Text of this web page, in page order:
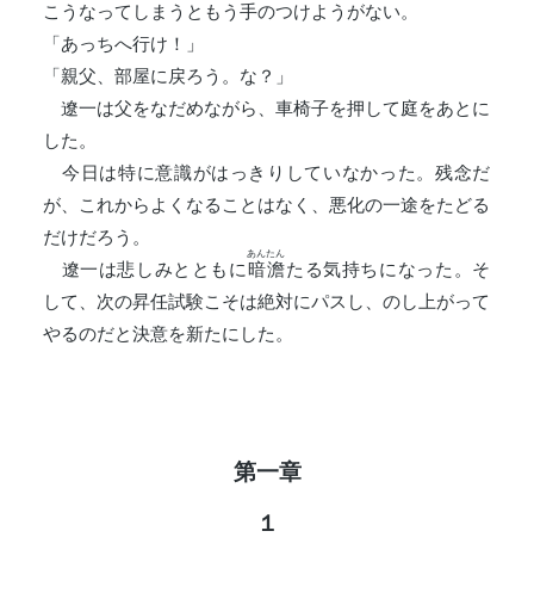
こうなってしまうともう手のつけようがない。
「あっちへ行け！」
「親父、部屋に戻ろう。な？」
遼一は父をなだめながら、車椅子を押して庭をあとに
した。
今日は特に意識がはっきりしていなかった。残念だ
が、これからよくなることはなく、悪化の一途をたどる
だけだろう。
遼一は悲しみとともに暗澹
あんたん
たる気持ちになった。そ
して、次の昇任試験こそは絶対にパスし、のし上がって
やるのだと決意を新たにした。
第一章
１